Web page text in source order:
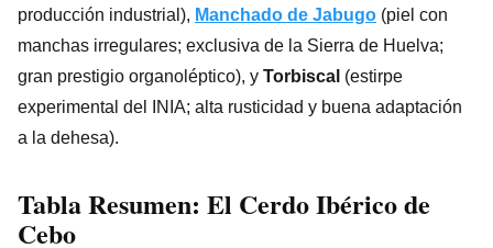
producción industrial), Manchado de Jabugo (piel con
manchas irregulares; exclusiva de la Sierra de Huelva;
gran prestigio organoléptico), y Torbiscal (estirpe
experimental del INIA; alta rusticidad y buena adaptación
a la dehesa).
Tabla Resumen: El Cerdo Ibérico de
Cebo